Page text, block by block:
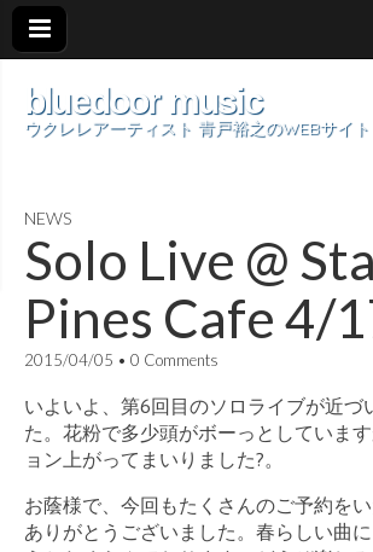
bluedoor music
ウクレレアーティスト 青戸裕之のWEBサイト
NEWS
Solo Live @
Pines Cafe 4/
2015/04/05 • 0 Comments
いよいよ、第6回目のソロライブが近づ
た。花粉で多少頭がボーっとしていま
ョン上がってまいりました?。
お蔭様で、今回もたくさんのご予約をい
ありがとうございました。春らしい曲